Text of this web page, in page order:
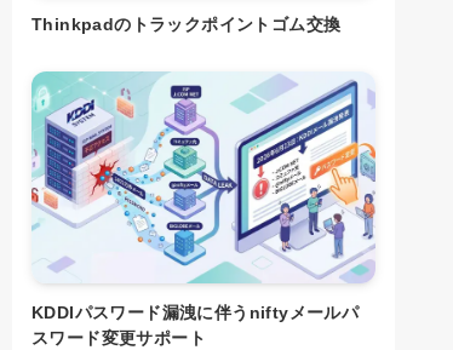
Thinkpadのトラックポイントゴム交換
KDDIパスワード漏洩に伴うniftyメールパ
スワード変更サポート